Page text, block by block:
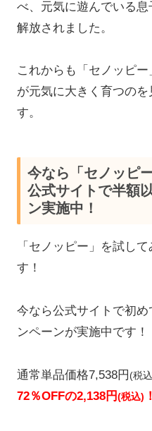
べ、元気に遊んでいる息
解放されました。
これからも「セノッピ
が元気に大きく育つの
す。
今なら「セノッピ
公式サイトで半額
ン実施中！
「セノッピー」を試し
す！
今なら公式サイトで初
ンペーンが実施中です！
通常単品価格7,538円 (税
72％OFFの2,138円(税込)